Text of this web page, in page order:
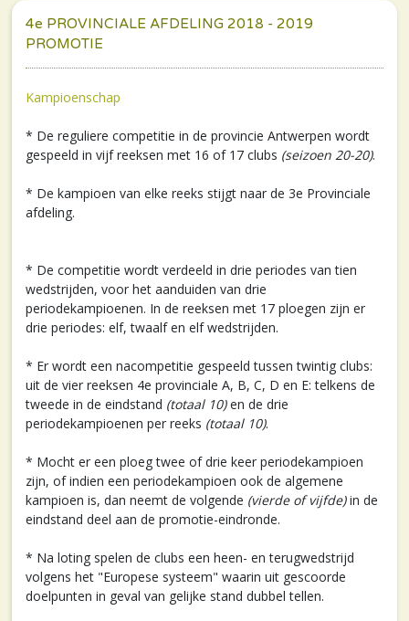
4e PROVINCIALE AFDELING 2018 - 2019
PROMOTIE
Kampioenschap
* De reguliere competitie in de provincie Antwerpen wordt
gespeeld in vijf reeksen met 16 of 17 clubs (seizoen 20-20).
* De kampioen van elke reeks stijgt naar de 3e Provinciale
afdeling.
* De competitie wordt verdeeld in drie periodes van tien
wedstrijden, voor het aanduiden van drie
periodekampioenen. In de reeksen met 17 ploegen zijn er
drie periodes: elf, twaalf en elf wedstrijden.
* Er wordt een nacompetitie gespeeld tussen twintig clubs:
uit de vier reeksen 4e provinciale A, B, C, D en E: telkens de
tweede in de eindstand (totaal 10)en de drie
periodekampioenen per reeks (totaal 10).
* Mocht er een ploeg twee of drie keer periodekampioen
zijn, of indien een periodekampioen ook de algemene
kampioen is, dan neemt de volgende (vierde of vijfde)in de
eindstand deel aan de promotie-eindronde.
* Na loting spelen de clubs een heen- en terugwedstrijd
volgens het "Europese systeem" waarin uit gescoorde
doelpunten in geval van gelijke stand dubbel tellen.